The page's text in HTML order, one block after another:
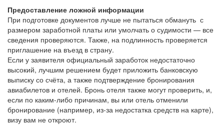
Предоставление ложной информации
При подготовке документов лучше не пытаться обмануть с
размером заработной платы или умолчать о судимости — все
сведения проверяются. Также, на подлинность проверяется
приглашение на въезд в страну.
Если у заявителя официальный заработок недостаточно
высокий, лучшим решением будет приложить банковскую
выписку со счёта, а также подтверждение бронирования
авиабилетов и отелей. Бронь отеля также могут проверить, и,
если по каким-либо причинам, вы или отель отменили
бронирование (например, из-за недостатка средств на карте),
визу вам не откроют.